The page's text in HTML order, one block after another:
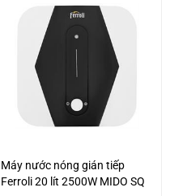
Máy nước nóng gián tiếp
Ferroli 20 lít 2500W MIDO SQ